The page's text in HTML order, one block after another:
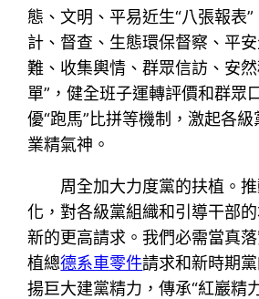
態、文明、平易近生“八張報表
計、督查、生態環保督察、平
難、收集輿情、群眾信訪、安
單”，健全班子運轉評價和群眾
優“跑馬”比拼等機制，激起各級
業精氣神。
周全加大力度黨的扶植。
化，對各級黨組織和引導干部
新的更高請求。我們必需當真
植總德系車零件請求和新時期
揚巨大建黨精力，傳承“紅巖精